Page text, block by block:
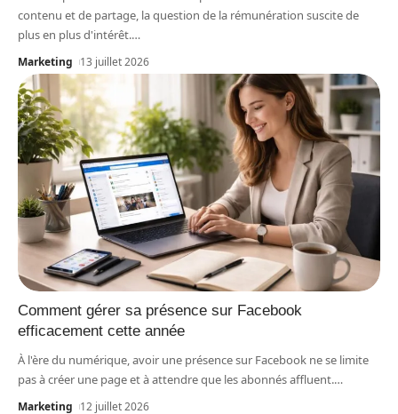
contenu et de partage, la question de la rémunération suscite de
plus en plus d'intérêt.…
Marketing 13 juillet 2026
Comment gérer sa présence sur Facebook
efficacement cette année
À l'ère du numérique, avoir une présence sur Facebook ne se limite
pas à créer une page et à attendre que les abonnés affluent.…
Marketing 12 juillet 2026